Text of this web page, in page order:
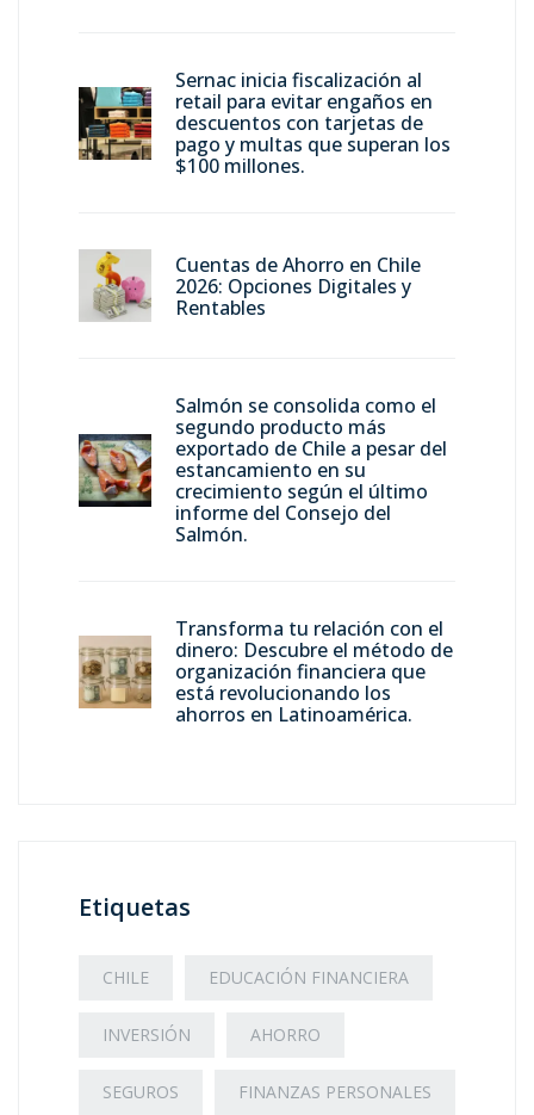
Sernac inicia fiscalización al
retail para evitar engaños en
descuentos con tarjetas de
pago y multas que superan los
$100 millones.
Cuentas de Ahorro en Chile
2026: Opciones Digitales y
Rentables
Salmón se consolida como el
segundo producto más
exportado de Chile a pesar del
estancamiento en su
crecimiento según el último
informe del Consejo del
Salmón.
Transforma tu relación con el
dinero: Descubre el método de
organización financiera que
está revolucionando los
ahorros en Latinoamérica.
Etiquetas
CHILE EDUCACIÓN FINANCIERA
INVERSIÓN AHORRO
SEGUROS FINANZAS PERSONALES